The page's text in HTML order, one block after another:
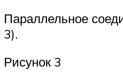
Параллельное
3).
Рисунок 3